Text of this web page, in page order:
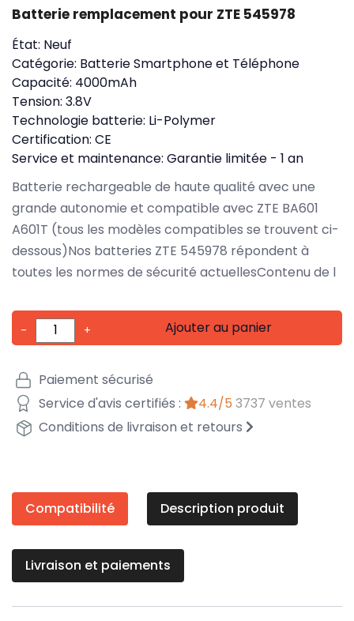
Batterie remplacement pour ZTE 545978
État: Neuf
Catégorie: Batterie Smartphone et Téléphone
Capacité: 4000mAh
Tension: 3.8V
Technologie batterie: Li-Polymer
Certification: CE
Service et maintenance: Garantie limitée - 1 an
Batterie rechargeable de haute qualité avec une
grande autonomie et compatible avec ZTE BA601
A601T (tous les modèles compatibles se trouvent ci-
dessous)Nos batteries ZTE 545978 répondent à
toutes les normes de sécurité actuellesContenu de l
- + Ajouter au panier
Paiement sécurisé
Service d'avis certifiés :
4.4/5 3737 ventes
Conditions de livraison et retours
Compatibilité Description produit
Livraison et paiements